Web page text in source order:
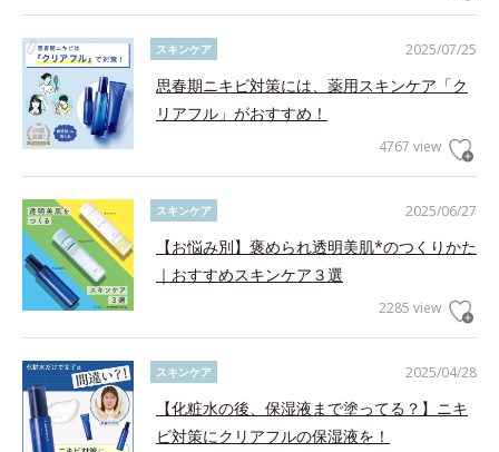
2025/07/25
スキンケア
思春期ニキビ対策には、薬用スキンケア「ク
リアフル」がおすすめ！
4767 view
2025/06/27
スキンケア
【お悩み別】褒められ透明美肌*のつくりかた
｜おすすめスキンケア３選
2285 view
2025/04/28
スキンケア
【化粧水の後、保湿液まで塗ってる？】ニキ
ビ対策にクリアフルの保湿液を！